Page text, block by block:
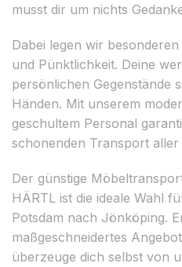
musst dir um nichts
Dabei legen wir
und Pünktlichkeit. Deine
persönlichen Gegenstände
Händen. Mit unserem
geschultem Personal
schonenden Transport aller
Der günstige
HÄRTL ist die ideale Wahl
Potsdam nach Jönköping.
maßgeschneidertes
überzeuge dich selbst von